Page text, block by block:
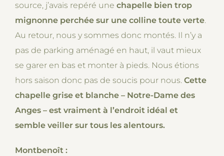
source, j’avais repéré une chapelle bien trop
mignonne perchée sur une colline toute verte.
Au retour, nous y sommes donc montés. Il n’y a
pas de parking aménagé en haut, il vaut mieux
se garer en bas et monter à pieds. Nous étions
hors saison donc pas de soucis pour nous. Cette
chapelle grise et blanche – Notre-Dame des
Anges – est vraiment à l’endroit idéal et
semble veiller sur tous les alentours.
Montbenoît :